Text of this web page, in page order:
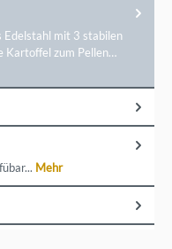
Edelstahl mit 3 stabilen
Kartoffel zum Pellen…
Mehr